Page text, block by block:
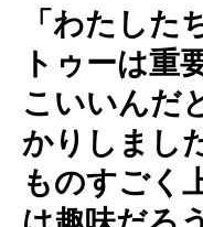
「わたした
トゥーは重
こいいんだ
かりしまし
ものすごく